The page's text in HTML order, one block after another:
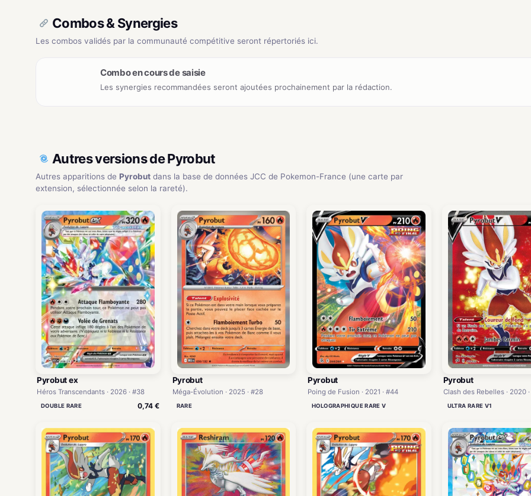
Combos & Synergies
Les combos validés par la communauté compétitive seront répertoriés ici.
Combo en cours de saisie
Les synergies recommandées seront ajoutées prochainement par la rédaction.
Autres versions de Pyrobut
Autres apparitions de Pyrobut dans la base de données JCC de Pokemon-France (une carte par
extension, sélectionnée selon la rareté).
Pyrobut ex
Héros Transcendants · 2026 · #38
DOUBLE RARE 0,74 €
Pyrobut
Méga-Évolution · 2025 · #28
RARE
Pyrobut
Poing de Fusion · 2021 · #44
HOLOGRAPHIQUE RARE V
Pyrobut
Clash des Rebelles · 2020
ULTRA RARE V1